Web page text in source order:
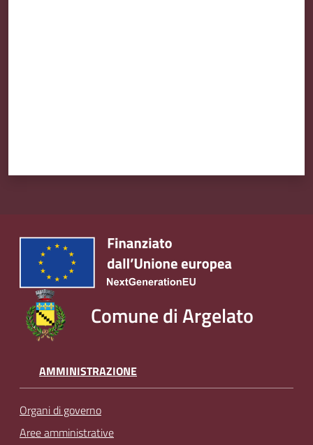
Comune di Argelato
AMMINISTRAZIONE
Organi di governo
Aree amministrative